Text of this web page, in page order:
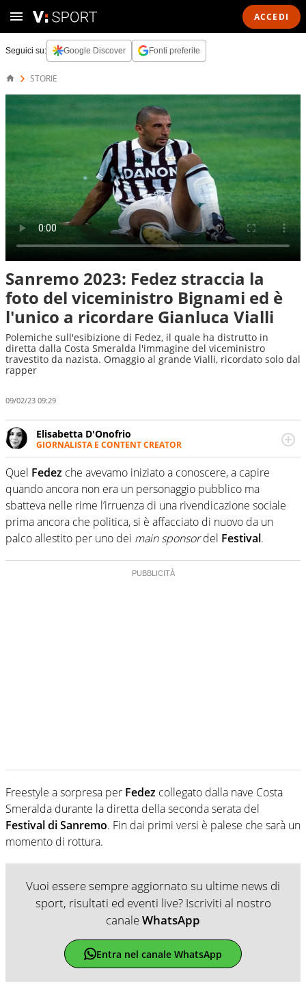
ACCEDI
Seguici su: Google Discover Fonti preferite
STORIE
Sanremo 2023: Fedez straccia la
foto del viceministro Bignami ed è
l'unico a ricordare Gianluca Vialli
Polemiche sull'esibizione di Fedez, il quale ha distrutto in
diretta dalla Costa Smeralda l'immagine del viceministro
travestito da nazista. Omaggio al grande Vialli, ricordato solo dal
rapper
09/02/23 09:29
Elisabetta D'Onofrio
GIORNALISTA E CONTENT CREATOR
Giornalista professionista dal 2007, scrive per curiosità
personale e necessità: soprattutto di calcio, di sport e dei
suoi protagonisti, concedendosi innocenti evasioni
nell'ambito della creazione di format. Un tempo ala
destra, oggi si sente a suo agio nel ruolo di libero. Cura
una classifica riservata dei migliori 5 calciatori di sempre.
Quel Fedez che avevamo iniziato a conoscere, a capire
quando ancora non era un personaggio pubblico ma
sbatteva nelle rime l’irruenza di una rivendicazione sociale
prima ancora che politica, si è affacciato di nuovo da un
palco allestito per uno dei main sponsordel Festival.
Freestyle a sorpresa per Fedez collegato dalla nave Costa
Smeralda durante la diretta della seconda serata del
Festival di Sanremo. Fin dai primi versi è palese che sarà un
momento di rottura.
Vuoi essere sempre aggiornato su ultime news di
sport, risultati ed eventi live? Iscriviti al nostro
canaleWhatsApp
Entra nel canale WhatsApp